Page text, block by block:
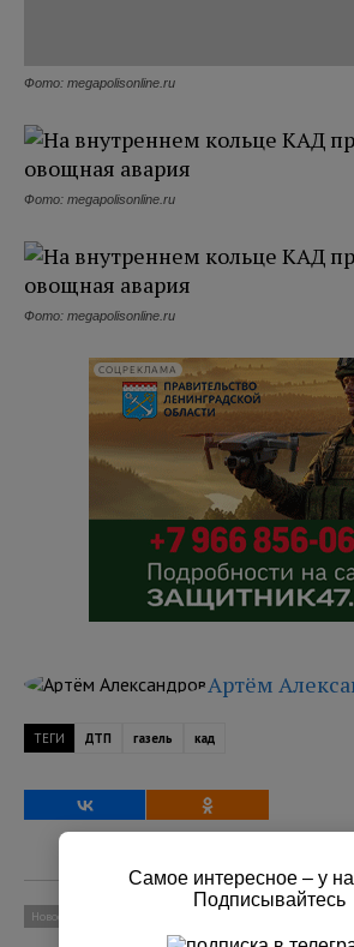
Фото: megapolisonline.ru
Фото: megapolisonline.ru
Фото: megapolisonline.ru
СОЦРЕКЛАМА
Артём
ТЕГИ ДТП газель кад
Новости
Самое интересное – у
Подписывайтесь